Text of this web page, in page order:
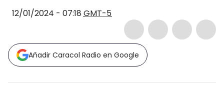
12/01/2024 - 07:18 GMT-5
Añadir Caracol Radio en Google